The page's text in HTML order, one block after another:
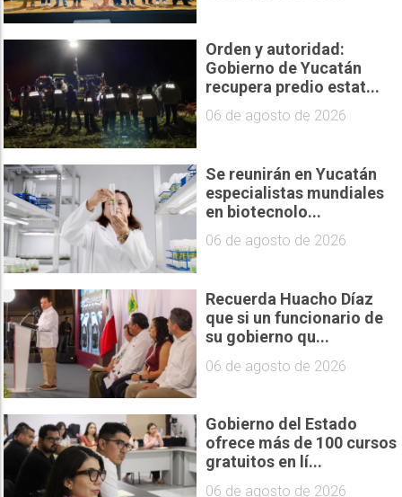
Orden y autoridad:
Gobierno de Yucatán
recupera predio estat...
06 de agosto de 2026
Se reunirán en Yucatán
especialistas mundiales
en biotecnolo...
06 de agosto de 2026
Recuerda Huacho Díaz
que si un funcionario de
su gobierno qu...
06 de agosto de 2026
Gobierno del Estado
ofrece más de 100 cursos
gratuitos en lí...
06 de agosto de 2026